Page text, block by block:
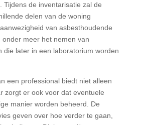
Tijdens de inventarisatie zal de
delen van de woning
van asbesthoudende
onder meer het nemen van
die later in een laboratorium worden
een professional biedt niet alleen
zorgt er ook voor dat eventuele
manier worden beheerd. De
geven over hoe verder te gaan,